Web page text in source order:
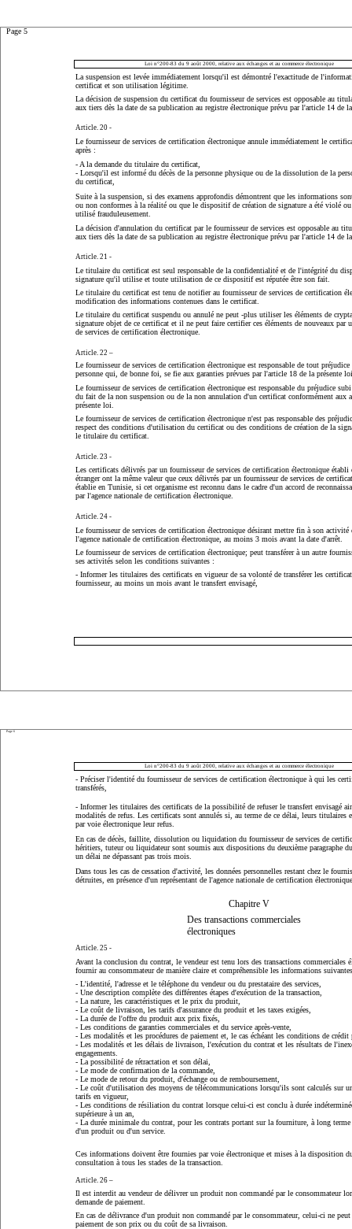
Page 5
Loi n°200-83 du 9 août 2000, relative aux échanges et au commerce électronique
La suspension est levée immédiatement lorsqu'il est démontré l'exactitude de
certificat et son utilisation légitime.
La décision de suspension du certificat du fournisseur de services est opposable au
aux tiers dès la date de sa publication au registre électronique prévu par l'article 14 de
Article. 20 -
Le fournisseur de services de certification électronique annule immédiatement le
après :
- A la demande du titulaire du certificat,
- Lorsqu'il est informé du décès de la personne physique ou de la dissolution de la
du certificat,
Suite à la suspension, si des examens approfondis démontrent que les informations
ou non conformes à la réalité ou que le dispositif de création de signature a été violé
utilisé frauduleusement.
La décision d'annulation du certificat par le fournisseur de services est opposable au
aux tiers dès la date de sa publication au registre électronique prévu par l'article 14 de
Article. 21 -
Le titulaire du certificat est seul responsable de la confidentialité et de l'intégrité du
signature qu'il utilise et toute utilisation de ce dispositif est réputée être son fait.
Le titulaire du certificat est tenu de notifier au fournisseur de services de certification
modification des informations contenues dans le certificat.
Le titulaire du certificat suspendu ou annulé ne peut -plus utiliser les éléments de
signature objet de ce certificat et il ne peut faire certifier ces éléments de nouveaux par
de services de certification électronique.
Article. 22 –
Le fournisseur de services de certification électronique est responsable de tout
personne qui, de bonne foi, se fie aux garanties prévues par l'article 18 de la présente
Le fournisseur de services de certification électronique est responsable du préjudice
du fait de la non suspension ou de la non annulation d'un certificat conformément aux
présente loi.
Le fournisseur de services de certification électronique n'est pas responsable des
respect des conditions d'utilisation du certificat ou des conditions de création de la
le titulaire du certificat.
Article. 23 -
Les certificats délivrés par un fournisseur de services de certification électronique établi
étranger ont la même valeur que ceux délivrés par un fournisseur de services de
établie en Tunisie, si cet organisme est reconnu dans le cadre d'un accord de
par l'agence nationale de certification électronique.
Article. 24 -
Le fournisseur de services de certification électronique désirant mettre fin à son activité
l'agence nationale de certification électronique, au moins 3 mois avant la date d'arrêt.
Le fournisseur de services de certification électronique; peut transférer à un autre
ses activités selon les conditions suivantes :
- Informer les titulaires des certificats en vigueur de sa volonté de transférer les
fournisseur, au moins un mois avant le transfert envisagé,
Page 6
Loi n°200-83 du 9 août 2000, relative aux échanges et au commerce électronique
- Préciser l'identité du fournisseur de services de certification électronique à qui les
transférés,
- Informer les titulaires des certificats de la possibilité de refuser le transfert envisagé
modalités de refus. Les certificats sont annulés si, au terme de ce délai, leurs titulaires
par voie électronique leur refus.
En cas de décès, faillite, dissolution ou liquidation du fournisseur de services de
héritiers, tuteur ou liquidateur sont soumis aux dispositions du deuxième paragraphe
un délai ne dépassant pas trois mois.
Dans tous les cas de cessation d'activité, les données personnelles restant chez le
détruites, en présence d'un représentant de l'agence nationale de certification
Chapitre V
Des transactions commerciales
électroniques
Article. 25 -
Avant la conclusion du contrat, le vendeur est tenu lors des transactions commerciales
fournir au consommateur de manière claire et compréhensible les informations
- L'identité, l'adresse et le téléphone du vendeur ou du prestataire des services,
- Une description complète des différentes étapes d'exécution de la transaction,
- La nature, les caractéristiques et le prix du produit,
- Le coût de livraison, les tarifs d'assurance du produit et les taxes exigées,
- La durée de l'offre du produit aux prix fixés,
- Les conditions de garanties commerciales et du service après-vente,
- Les modalités et les procédures de paiement et, le cas échéant les conditions de crédit
- Les modalités et les délais de livraison, l'exécution du contrat et les résultats de
engagements.
- La possibilité de rétractation et son délai,
- Le mode de confirmation de la commande,
- Le mode de retour du produit, d'échange ou de remboursement,
- Le coût d'utilisation des moyens de télécommunications lorsqu'ils sont calculés sur
tarifs en vigueur,
- Les conditions de résiliation du contrat lorsque celui-ci est conclu à durée
supérieure à un an,
- La durée minimale du contrat, pour les contrats portant sur la fourniture, à long
d'un produit ou d'un service.
Ces informations doivent être fournies par voie électronique et mises à la disposition
consultation à tous les stades de la transaction.
Article. 26 –
Il est interdit au vendeur de délivrer un produit non commandé par le consommateur
demande de paiement.
En cas de délivrance d'un produit non commandé par le consommateur, celui-ci ne
paiement de son prix ou du coût de sa livraison.